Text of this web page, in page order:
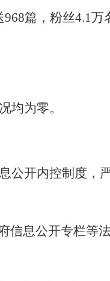
968篇，粉丝4.1万
均为零。
公开内控制度 ，
信息公开专栏等